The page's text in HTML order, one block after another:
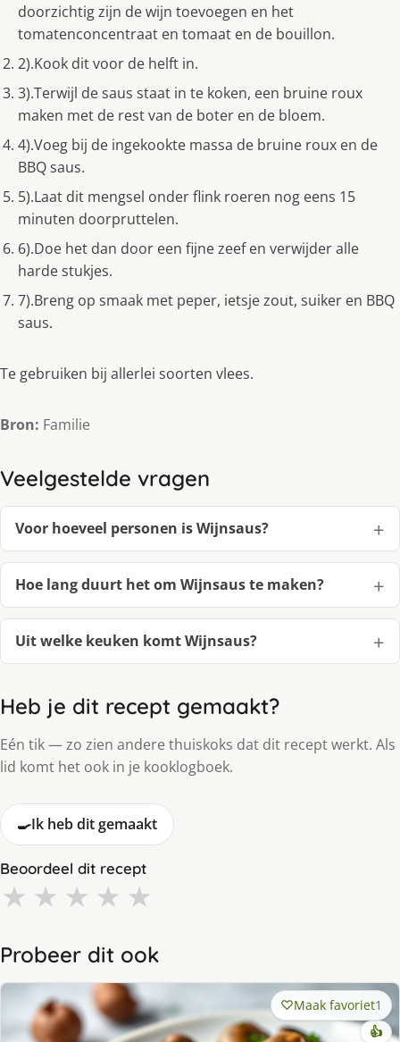
doorzichtig zijn de wijn toevoegen en het
tomatenconcentraat en tomaat en de bouillon.
2).Kook dit voor de helft in.
3).Terwijl de saus staat in te koken, een bruine roux
maken met de rest van de boter en de bloem.
4).Voeg bij de ingekookte massa de bruine roux en de
BBQ saus.
5).Laat dit mengsel onder flink roeren nog eens 15
minuten doorpruttelen.
6).Doe het dan door een fijne zeef en verwijder alle
harde stukjes.
7).Breng op smaak met peper, ietsje zout, suiker en BBQ
saus.
Te gebruiken bij allerlei soorten vlees.
Bron: Familie
Veelgestelde vragen
Voor hoeveel personen is Wijnsaus?
Hoe lang duurt het om Wijnsaus te maken?
Uit welke keuken komt Wijnsaus?
Heb je dit recept gemaakt?
Eén tik — zo zien andere thuiskoks dat dit recept werkt. Als
lid komt het ook in je kooklogboek.
🍳Ik heb dit gemaakt
Beoordeel dit recept
★ ★ ★ ★ ★
Probeer dit ook
Maak favoriet1
👍